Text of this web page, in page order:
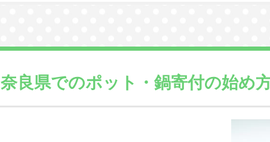
奈良県でのポット・鍋寄付の始め